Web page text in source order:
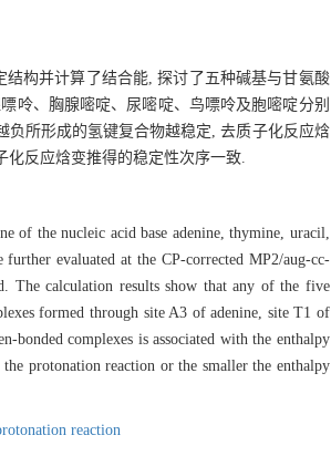
构并计算了结合能, 探讨了五种碱基与甘氨酸
呤、胸腺嘧啶、尿嘧啶、鸟嘌呤及胞嘧啶分别
负所形成的氢键复合物越稳定, 去质子化反应焓
化反应焓变推得的稳定性次序一致.
of the nucleic acid base adenine, thymine, uracil,
evaluated at the CP-corrected MP2/aug-cc-
The calculation results show that any of the five
formed through site A3 of adenine, site T1 of
complexes is associated with the enthalpy
protonation reaction or the smaller the enthalpy
reaction